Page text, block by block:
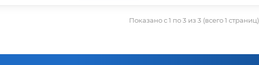
Показано с 1 по 3 из 3 (всего 1 страниц)